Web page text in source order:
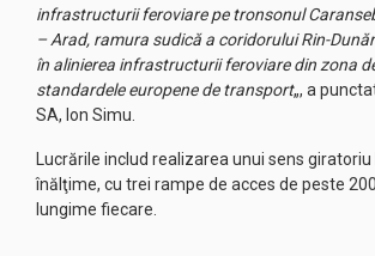
infrastructurii feroviare pe tronsonul
– Arad, ramura sudică a coridorului Rin-
în alinierea infrastructurii feroviare din zona
standardele europene de transport„, a
SA, Ion Simu.
Lucrările includ realizarea unui sens
înălţime, cu trei rampe de acces de peste
lungime fiecare.